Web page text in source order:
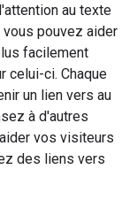
au texte
pouvez aider
facilement
celui-ci. Chaque
un lien vers au
à d'autres
vos visiteurs
des liens vers